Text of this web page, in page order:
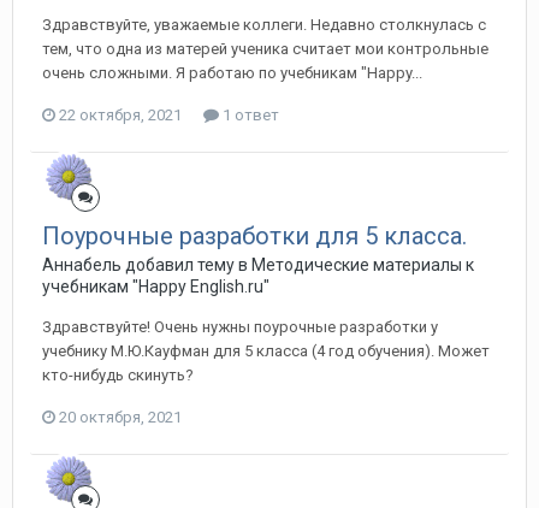
Здравствуйте, уважаемые коллеги. Недавно столкнулась с
тем, что одна из матерей ученика считает мои контрольные
очень сложными. Я работаю по учебникам "Happy...
22 октября, 2021 1 ответ
Поурочные разработки для 5 класса.
Аннабель добавил тему в Методические материалы к
учебникам "Happy English.ru"
Здравствуйте! Очень нужны поурочные разработки у
учебнику М.Ю.Кауфман для 5 класса (4 год обучения). Может
кто-нибудь скинуть?
20 октября, 2021